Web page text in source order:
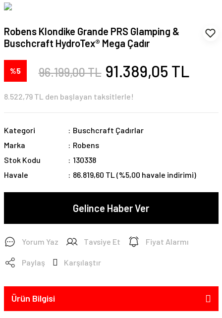
Robens Klondike Grande PRS Glamping &
Buschcraft HydroTex® Mega Çadır
%5 96.199,00 TL 91.389,05 TL
8.522,79 TL den başlayan taksitlerle!
Kategori
Buschcraft Çadırlar
Marka
Robens
Stok Kodu
130338
Havale
86.819,60 TL (%5,00 havale indirimi)
Gelince Haber Ver
Yorum Yaz Tavsiye Et Fiyat Alarmı
Paylaş Karşılaştır
Ürün Bilgisi